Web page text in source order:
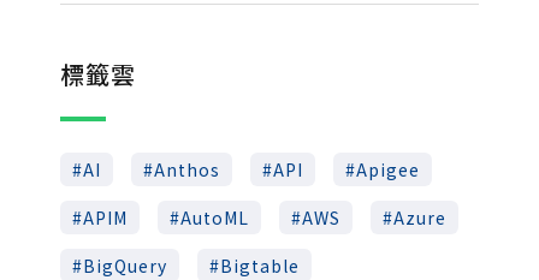
標籤雲
AI Anthos API
Apigee
APIM
AutoML AWS
Azure
BigQuery
Bigtable